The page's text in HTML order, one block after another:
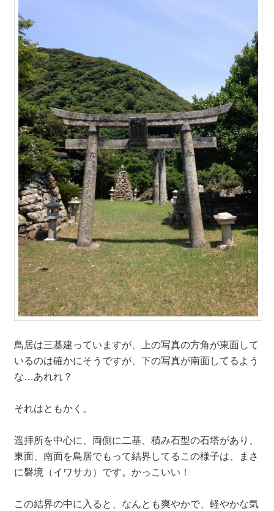
鳥居は三基建っていますが、上の写真の方角が東面して
いるのは確かにそうですが、下の写真が南面してるよう
な…あれれ？
それはともかく。
遥拝所を中心に、両側に二基、積み石型の石塔があり、
東面、南面を鳥居でもって結界してるこの様子は、まさ
に磐境（イワサカ）です。かっこいい！
この結界の中に入ると、なんとも爽やかで、軽やかな気